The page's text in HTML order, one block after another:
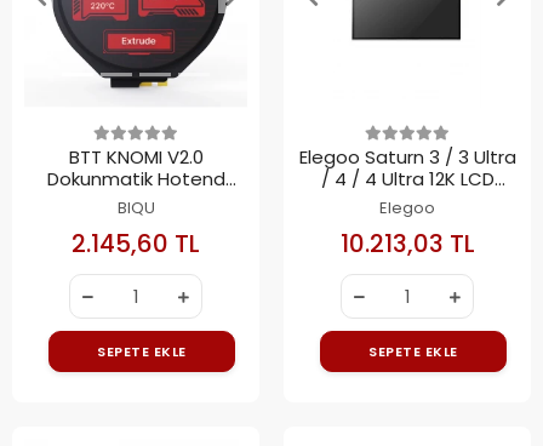
BTT KNOMI V2.0
Dokunmatik Hotend
Ekranı
BIQU
2.145,60 TL
SEPETE EKLE
Elegoo Saturn 3 / 3 Ultra
/ 4 / 4 Ultra 12K LCD
Ekran
Elegoo
10.213,03 TL
SEPETE EKLE